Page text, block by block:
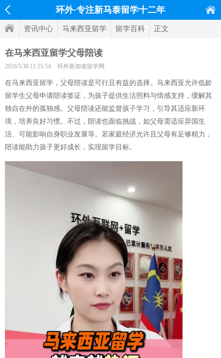
环外·专注新马泰留学十二年
资讯中心 马来西亚留学 留学百科 正文
在马来西亚留学父母陪读
2026/5/30 11:55:54 环外新加坡留学网
在马来西亚留学，父母陪读是可行且有益的选择。马来西亚允许低龄
留学生父母申请陪读签证，为孩子提供生活照料与情感支持，缓解其
独自在外的孤独感。父母陪读还能监督孩子学习，引导其适应新环
境，培养良好习惯。不过，陪读也面临挑战，如父母需适应异国生
活、可能影响自身职业发展等。若家庭经济允许且父母有足够精力，
陪读能助力孩子更好成长，实现留学目标。